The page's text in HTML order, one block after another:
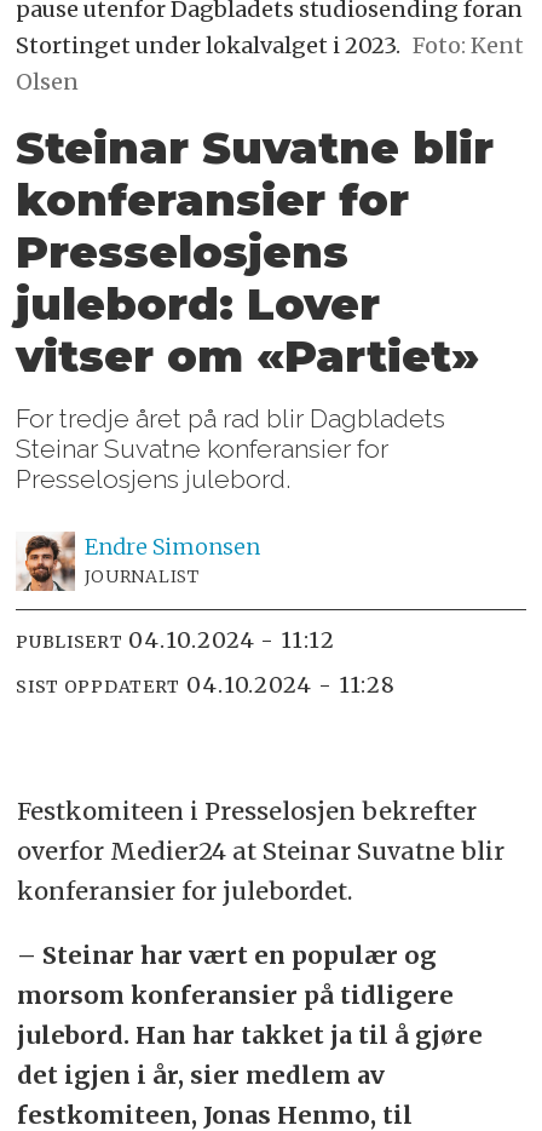
pause utenfor Dagbladets studiosending foran
Stortinget under lokalvalget i 2023. Foto: Kent
Olsen
Steinar Suvatne blir
konferansier for
Presselosjens
julebord: Lover
vitser om «Partiet»
For tredje året på rad blir Dagbladets
Steinar Suvatne konferansier for
Presselosjens julebord.
Endre Simonsen
JOURNALIST
PUBLISERT 04.10.2024 - 11:12
SIST OPPDATERT 04.10.2024 - 11:28
Festkomiteen i Presselosjen bekrefter
overfor Medier24 at Steinar Suvatne blir
konferansier for julebordet.
– Steinar har vært en populær og
morsom konferansier på tidligere
julebord. Han har takket ja til å gjøre
det igjen i år, sier medlem av
festkomiteen, Jonas Henmo, til